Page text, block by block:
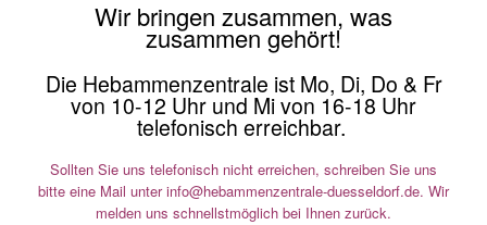
Wir bringen zusammen, was
zusammen gehört!
Die Hebammenzentrale ist Mo, Di, Do & Fr
von 10-12 Uhr und Mi von 16-18 Uhr
telefonisch erreichbar.
Sollten Sie uns telefonisch nicht erreichen, schreiben Sie uns
bitte eine Mail unter info@hebammenzentrale-duesseldorf.de. Wir
melden uns schnellstmöglich bei Ihnen zurück.